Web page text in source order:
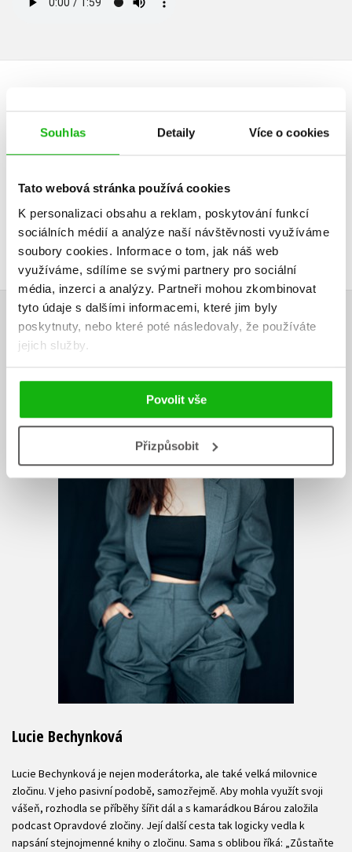
Souhlas Detaily Více o cookies
Tato webová stránka používá cookies
K personalizaci obsahu a reklam, poskytování funkcí
sociálních médií a analýze naší návštěvnosti využíváme
soubory cookies. Informace o tom, jak náš web
využíváme, sdílíme se svými partnery pro sociální
média, inzerci a analýzy. Partneři mohou zkombinovat
tyto údaje s dalšími informacemi, které jim byly
poskytnuty, nebo které poté následovaly, že používáte
jejich služby.
Povolit vše
Přizpůsobit
V současné době nejsou vytvořena žádná uživatelská hodnocení.
Vaše hodnocení
Uživatelskou recenzi mohou vkládat pouze registrovaní uživatelé
Přihlásit
AUTOR KNIHY
Lucie Bechynková
Lucie Bechynková je nejen moderátorka, ale také velká milovnice
zločinu. V jeho pasivní podobě, samozřejmě. Aby mohla využít svoji
vášeň, rozhodla se příběhy šířit dál a s kamarádkou Bárou založila
podcast Opravdové zločiny. Její další cesta tak logicky vedla k
napsání stejnojmenné knihy o zločinu. Sama s oblibou říká: „Zůstaňte